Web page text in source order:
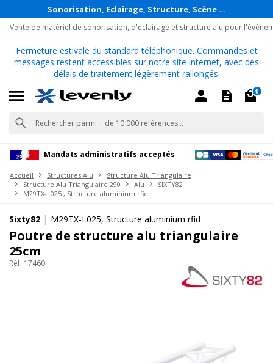
Sonorisation, Eclairage, Structure, Scène ...
Vente de matériel de sonorisation, d'éclairage et structure alu pour
Fermeture estivale du standard téléphonique. Commandes et
messages restent accessibles sur notre site internet, avec des
délais de traitement légèrement rallongés.
0
Mandats administratifs acceptés
Accueil Structures Alu
Structure Alu Triangulaire
Structure Alu Triangulaire 290
Alu
SIXTY82
M29TX-L025 , Structure aluminium rfid
Sixty82 | M29TX-L025, Structure aluminium rfid
Poutre de structure alu triangulaire
25cm
Réf. 17460